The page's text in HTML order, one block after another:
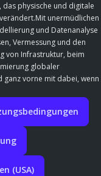
physische und digitale
unermüdlichen
und Datenanalyse
Vermessung und den
von Infrastruktur, beim
globaler
ganz vorne mit dabei, wenn
(USA)